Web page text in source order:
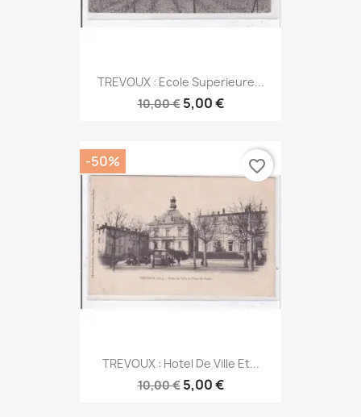
TREVOUX : Ecole Superieure...
10,00 € 5,00 €
TREVOUX : Hotel De Ville Et...
10,00 € 5,00 €
-50% favorite_border